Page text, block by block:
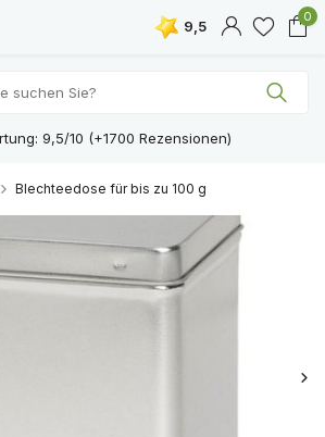
9,5
0
9,5/10 (+1700 Rezensionen)
Blechteedose für bis zu 100 g